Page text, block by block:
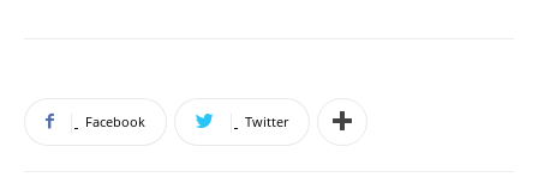
Facebook Twitter